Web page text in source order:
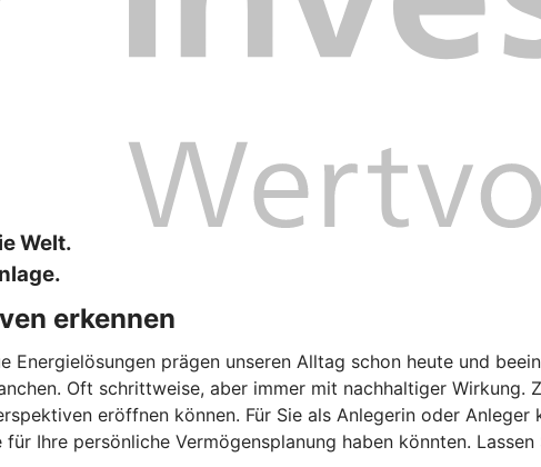
Welt.
erkennen
Energielösungen prägen unseren Alltag schon heute und
Oft schrittweise, aber immer mit nachhaltiger
eröffnen können. Für Sie als Anlegerin oder
Ihre persönliche Vermögensplanung haben könnten.